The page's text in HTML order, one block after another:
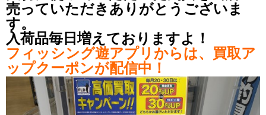
売っていただきありがとうございま
す。
入荷品毎日増えておりますよ！
フィッシング遊アプリからは、買取ア
ップクーポンが配信中！